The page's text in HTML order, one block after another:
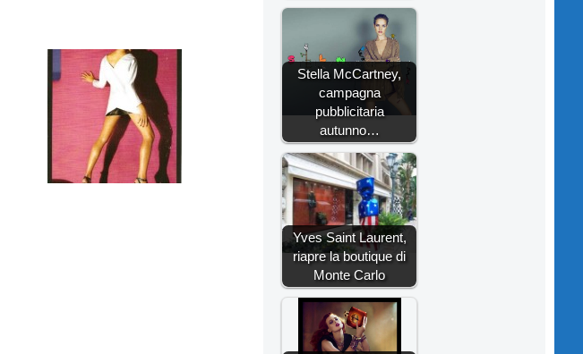
Stella McCartney,
campagna
pubblicitaria
autunno…
Yves Saint Laurent,
riapre la boutique di
Monte Carlo